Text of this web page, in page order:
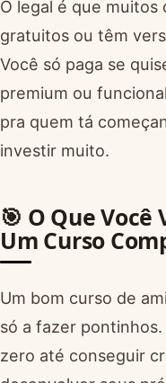
O legal é que muitos
gratuitos ou têm
Você só paga se
premium ou
pra quem tá
investir muito.
🎯 O Que
Um Curso
Um bom curso de
só a fazer
zero até conseguir